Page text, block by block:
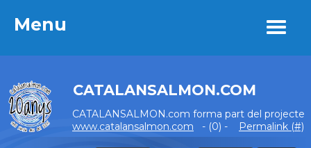
Menu
CATALANSALMON.COM
CATALANSALMON.com forma part del projecte
www.catalansalmon.com - (0) - Permalink (#)
Menu